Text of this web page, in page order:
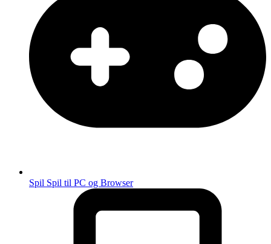
Spil Spil til PC og Browser